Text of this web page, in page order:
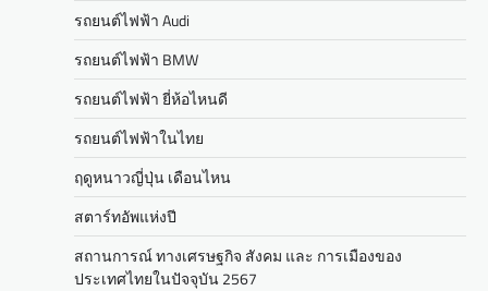
รถยนต์ไฟฟ้า Audi
รถยนต์ไฟฟ้า BMW
รถยนต์ไฟฟ้า ยี่ห้อไหนดี
รถยนต์ไฟฟ้าในไทย
ฤดูหนาวญี่ปุ่น เดือนไหน
สตาร์ทอัพแห่งปี
สถานการณ์ ทางเศรษฐกิจ สังคม และ การเมืองของ
ประเทศไทยในปัจจุบัน 2567